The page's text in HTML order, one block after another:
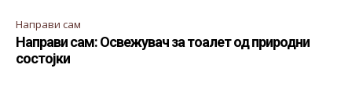
Направи сам
Направи сам: Освежувач за тоалет од природни
состојки